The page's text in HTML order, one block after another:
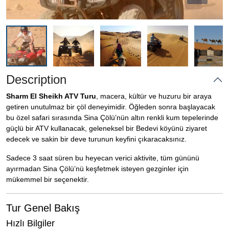
Description
Sharm El Sheikh ATV Turu , macera, kültür ve huzuru bir araya
getiren unutulmaz bir çöl deneyimidir. Öğleden sonra başlayacak
bu özel safari sırasında Sina Çölü’nün altın renkli kum tepelerinde
güçlü bir ATV kullanacak, geleneksel bir Bedevi köyünü ziyaret
edecek ve sakin bir deve turunun keyfini çıkaracaksınız.
Sadece 3 saat süren bu heyecan verici aktivite, tüm gününü
ayırmadan Sina Çölü’nü keşfetmek isteyen gezginler için
mükemmel bir seçenektir.
Tur Genel Bakış
Hızlı Bilgiler